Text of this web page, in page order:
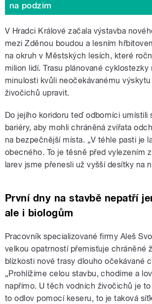
na podzim
V Hradci Králové začala výstavba
mezi Zděnou boudou a lesním
na okruh v Městských lesích, které
milion lidí. Trasu plánované cyklostezky
minulosti kvůli neočekávanému
živočichů upravit.
Do jejího koridoru teď odborníci umístili
bariéry, aby mohli chráněná zvířata
na bezpečnější místa. „V téhle pasti je
obecného. To je těsně před vylezením
larev jsme přenesli už vyšší desítky na
První dny na stavbě nepatří
ale i biologům
Pracovník specializované firmy Aleš
velkou opatrností přemisťuje chráněné
blízkosti nové trasy dlouho očekávané
„Prohlížíme celou stavbu, chodíme a
napřímo. U těch vodních živočichů je
to odlov pomocí keseru, to je taková